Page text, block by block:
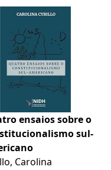
ensaios sobre o
sul-
Carolina